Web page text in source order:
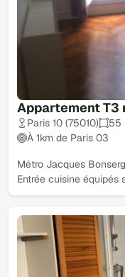
Appartement T3
Paris 10 (75010) 55
À 1km de Paris 03
Métro Jacques
Entrée cuisine